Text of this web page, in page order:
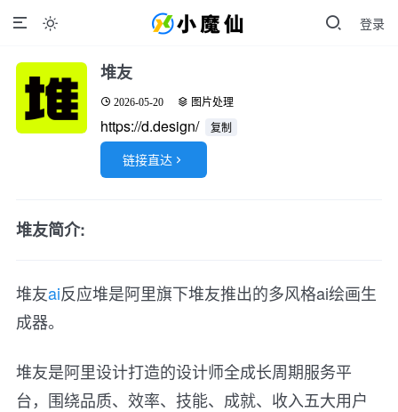
登录

堆友
2026-05-20 图片处理
https://d.design/ 复制
链接直达 
堆友简介:
堆友ai反应堆是阿里旗下堆友推出的多风格ai绘画生
成器。
堆友是阿里设计打造的设计师全成长周期服务平
台，围绕品质、效率、技能、成就、收入五大用户